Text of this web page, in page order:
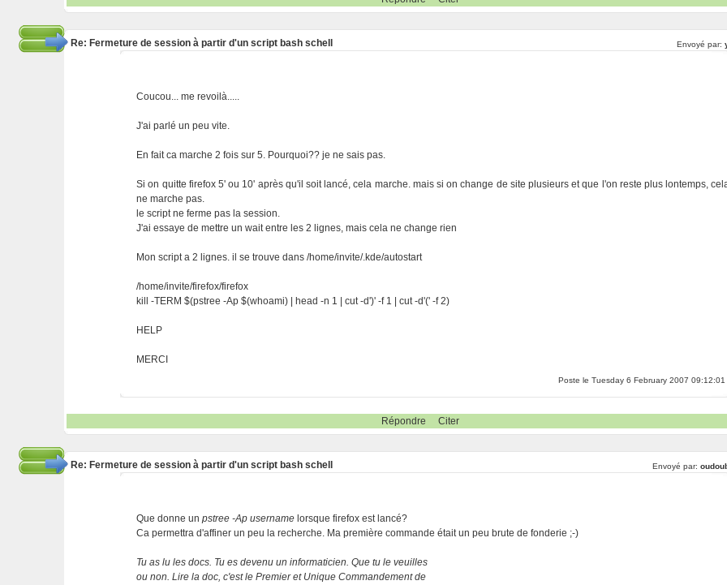
Re: Fermeture de session à partir d'un script bash schell Envoyé par:
Coucou... me revoilà.....
J'ai parlé un peu vite.
En fait ca marche 2 fois sur 5. Pourquoi?? je ne sais pas.
Si on quitte firefox 5' ou 10' après qu'il soit lancé, cela marche. mais si on change de site plusieurs et que l'on reste plus lontemps,
ne marche pas.
le script ne ferme pas la session.
J'ai essaye de mettre un wait entre les 2 lignes, mais cela ne change rien
Mon script a 2 lignes. il se trouve dans /home/invite/.kde/autostart
/home/invite/firefox/firefox
kill -TERM $(pstree -Ap $(whoami) | head -n 1 | cut -d')' -f 1 | cut -d'(' -f 2)
HELP
MERCI
Poste le Tuesday 6 February 2007 09:12:01
Répondre Citer
Re: Fermeture de session à partir d'un script bash schell Envoyé par:
Que donne unpstree -Ap username lorsque firefox est lancé?
Ca permettra d'affiner un peu la recherche. Ma première commande était un peu brute de fonderie ;-)
Tu as lu les docs. Tu es devenu un informaticien. Que tu le veuilles
ou non. Lire la doc, c'est le Premier et Unique Commandement de